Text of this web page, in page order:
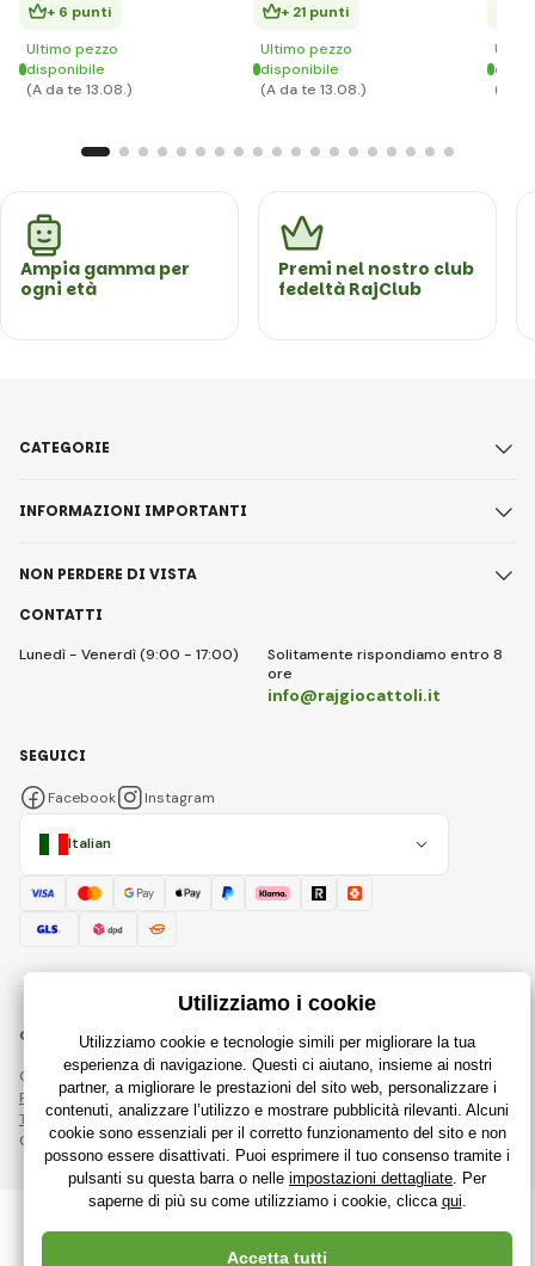
+ 6 punti
Ultimo pezzo
disponibile
(A da te 13.08.)
+ 21 punti
Ultimo pezzo
disponibile
(A da te 13.08.)
(A da
Ampia gamma per
ogni età
Premi nel nostro club
fedeltà RajClub
CONTATTI
Lunedì - Venerdì (9:00 - 17:00)
Solitamente rispondiamo entro 8
ore
info@rajgiocattoli.it
CATEGORIE
INFORMAZIONI IMPORTANTI
NON PERDERE DI VISTA
Italian
SEGUICI
Facebook Instagram
© 2018 - 2026 RajGiocattoli.it, Tutti i diritti riservati
Questa pagina è protetta da reCAPTCHA e si applicano
Regole sulla protezione dei dati personaliaziende Google e le loro
Termini e condizioni.
Creazione di negozi online performanti daRIESENIA